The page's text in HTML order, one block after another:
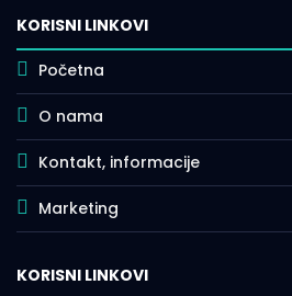
KORISNI LINKOVI
Početna
O nama
Kontakt, informacije
Marketing
KORISNI LINKOVI